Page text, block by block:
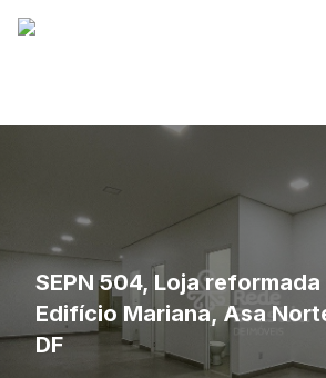
SEPN 504, Loja
Edifício Mariana, Asa
DF